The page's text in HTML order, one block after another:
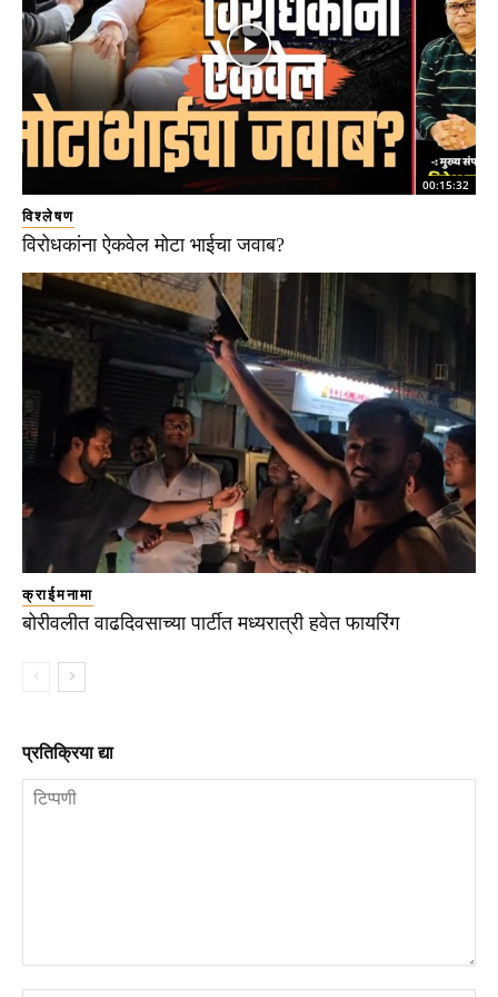
00:15:32
विश्लेषण
विरोधकांना ऐकवेल मोटा भाईचा जवाब?
क्राईमनामा
बोरीवलीत वाढदिवसाच्या पार्टीत मध्यरात्री हवेत फायरिंग
प्रतिक्रिया द्या